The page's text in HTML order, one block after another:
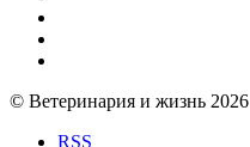
© Ветеринария и жизнь 2026
RSS